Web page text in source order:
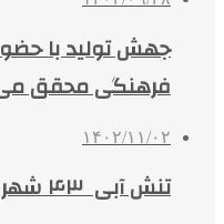
جهش تولید با
فرهنگی محقق
۱۴۰۲/۱۱/۰۲
تنش آبی ۴۳ شهر در ۲۳ استان کشور